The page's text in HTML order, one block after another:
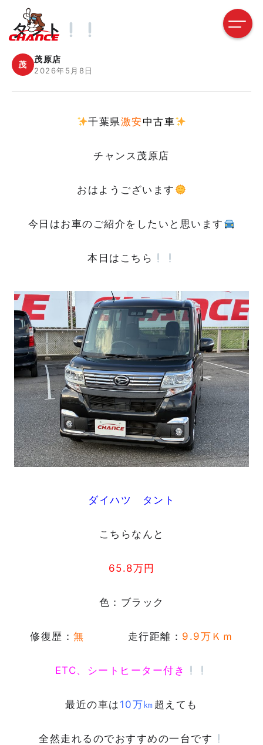
タント
茂
茂原店
2026年5月8日
千葉県激安中古車
チャンス茂原店
おはようございます
今日はお車のご紹介をしたいと思います
本日はこちら
ダイハツ タント
こちらなんと
65.8万円
色：ブラック
修復歴： 無 走行距離： 9.9万Ｋｍ
ETC、シートヒーター付き
最近の車は 10万㎞ 超えても
全然走れるのでおすすめの一台です